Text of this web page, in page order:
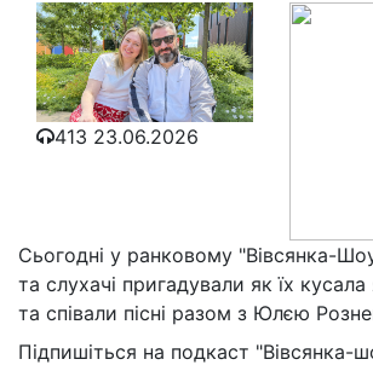
413 23.06.2026
Сьогодні у ранковому "Вівсянка-
та слухачі пригадували як їх
та співали пісні разом з Юлєю
Підпишіться на подкаст "Вівсянка-